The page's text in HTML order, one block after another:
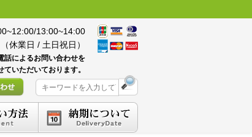
13:00~14:00
（休業日 / 土日祝日）
話によるお問い合わせを
ていただいております。